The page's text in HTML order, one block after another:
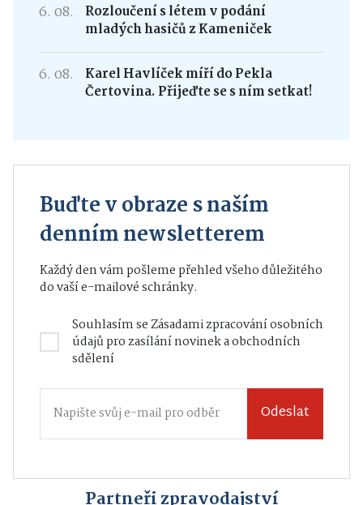
6. 08.
Rozloučení s létem v podání
mladých hasičů z Kameniček
6. 08.
Karel Havlíček míří do Pekla
Čertovina. Přijeďte se s ním setkat!
Buďte v obraze s naším
denním newsletterem
Každý den vám pošleme přehled všeho důležitého
do vaší e-mailové schránky.
Souhlasím seZásadami zpracování osobních
údajůpro zasílání novinek a obchodních
sdělení
Odeslat
Partneři zpravodajství